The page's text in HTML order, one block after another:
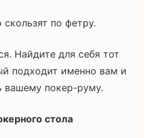
по фетру.
Найдите для себя тот
подходит именно вам и
вашему покер-руму.
стола